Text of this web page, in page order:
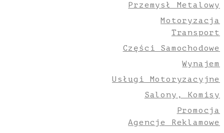
Przemysł Metalowy
Motoryzacja
Transport
Części Samochodowe
Wynajem
Usługi Motoryzacyjne
Salony, Komisy
Promocja
Agencje Reklamowe